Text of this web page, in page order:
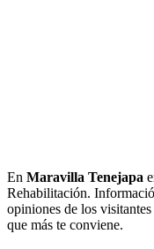
En Maravilla Tenejapa
Rehabilitación.
opiniones de los
que más te conviene.